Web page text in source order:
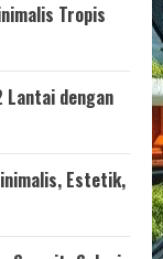
Tropis
Lantai dengan
Estetik,